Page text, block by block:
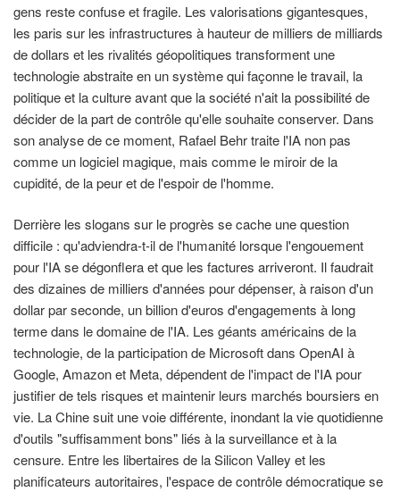
gens reste confuse et fragile. Les valorisations gigantesques,
les paris sur les infrastructures à hauteur de milliers de milliards
de dollars et les rivalités géopolitiques transforment une
technologie abstraite en un système qui façonne le travail, la
politique et la culture avant que la société n'ait la possibilité de
décider de la part de contrôle qu'elle souhaite conserver. Dans
son analyse de ce moment, Rafael Behr traite l'IA non pas
comme un logiciel magique, mais comme le miroir de la
cupidité, de la peur et de l'espoir de l'homme.
Derrière les slogans sur le progrès se cache une question
difficile : qu'adviendra-t-il de l'humanité lorsque l'engouement
pour l'IA se dégonflera et que les factures arriveront. Il faudrait
des dizaines de milliers d'années pour dépenser, à raison d'un
dollar par seconde, un billion d'euros d'engagements à long
terme dans le domaine de l'IA. Les géants américains de la
technologie, de la participation de Microsoft dans OpenAI à
Google, Amazon et Meta, dépendent de l'impact de l'IA pour
justifier de tels risques et maintenir leurs marchés boursiers en
vie. La Chine suit une voie différente, inondant la vie quotidienne
d'outils "suffisamment bons" liés à la surveillance et à la
censure. Entre les libertaires de la Silicon Valley et les
planificateurs autoritaires, l'espace de contrôle démocratique se